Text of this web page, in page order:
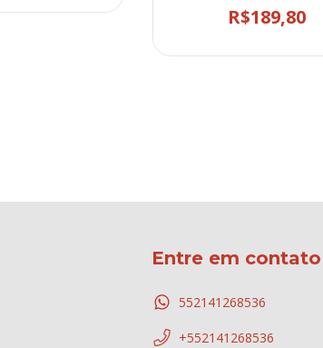
R$189,80
Entre em contato
552141268536
+552141268536